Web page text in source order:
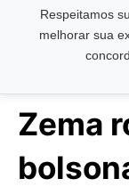
Respeitamos
melhorar sua
Pesquisar ...
Zema